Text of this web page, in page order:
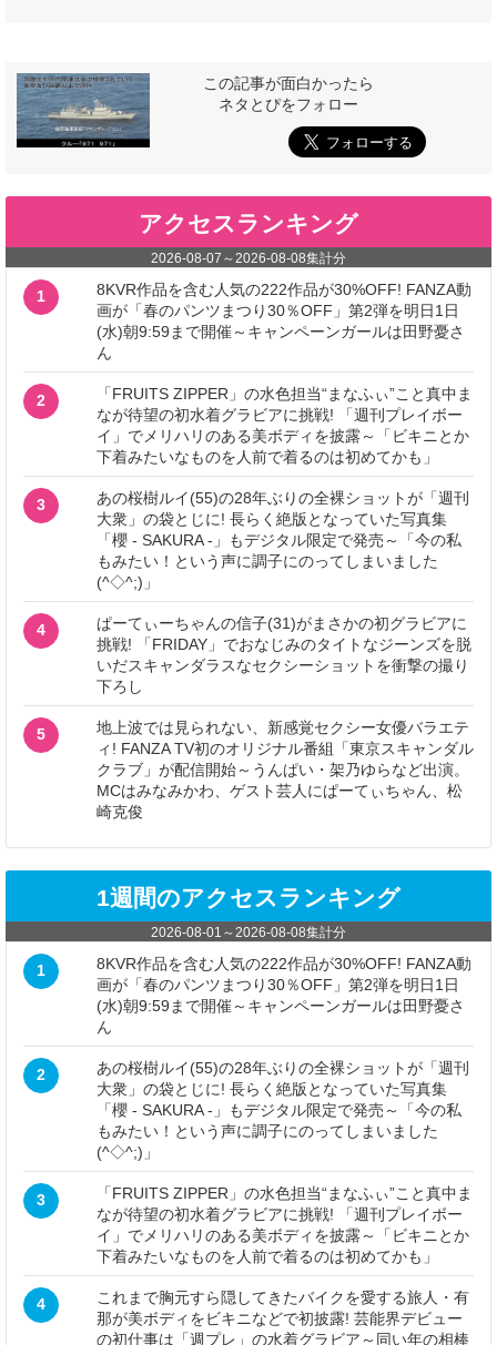
この記事が面白かったら
ネタとぴをフォロー
アクセスランキング
2026-08-07 ～2026-08-08集計分
1
8KVR作品を含む人気の222作品が30%OFF! FANZA動
画が「春のパンツまつり30％OFF」第2弾を明日1日
(水)朝9:59まで開催～キャンペーンガールは田野憂さ
ん
2
「FRUITS ZIPPER」の水色担当“まなふぃ”こと真中ま
なが待望の初水着グラビアに挑戦! 「週刊プレイボー
イ」でメリハリのある美ボディを披露～「ビキニとか
下着みたいなものを人前で着るのは初めてかも」
3
あの桜樹ルイ(55)の28年ぶりの全裸ショットが「週刊
大衆」の袋とじに! 長らく絶版となっていた写真集
「櫻 - SAKURA -」もデジタル限定で発売～「今の私
もみたい！という声に調子にのってしまいました
(^◇^;)」
4
ぱーてぃーちゃんの信子(31)がまさかの初グラビアに
挑戦! 「FRIDAY」でおなじみのタイトなジーンズを脱
いだスキャンダラスなセクシーショットを衝撃の撮り
下ろし
5
地上波では見られない、新感覚セクシー女優バラエテ
ィ! FANZA TV初のオリジナル番組「東京スキャンダル
クラブ」が配信開始～うんぱい・架乃ゆらなど出演。
MCはみなみかわ、ゲスト芸人にぱーてぃちゃん、松
崎克俊
1週間のアクセスランキング
2026-08-01 ～2026-08-08集計分
1
8KVR作品を含む人気の222作品が30%OFF! FANZA動
画が「春のパンツまつり30％OFF」第2弾を明日1日
(水)朝9:59まで開催～キャンペーンガールは田野憂さ
ん
2
あの桜樹ルイ(55)の28年ぶりの全裸ショットが「週刊
大衆」の袋とじに! 長らく絶版となっていた写真集
「櫻 - SAKURA -」もデジタル限定で発売～「今の私
もみたい！という声に調子にのってしまいました
(^◇^;)」
3
「FRUITS ZIPPER」の水色担当“まなふぃ”こと真中ま
なが待望の初水着グラビアに挑戦! 「週刊プレイボー
イ」でメリハリのある美ボディを披露～「ビキニとか
下着みたいなものを人前で着るのは初めてかも」
4
これまで胸元すら隠してきたバイクを愛する旅人・有
那が美ボディをビキニなどで初披露! 芸能界デビュー
の初仕事は「週プレ」の水着グラビア～同い年の相棒